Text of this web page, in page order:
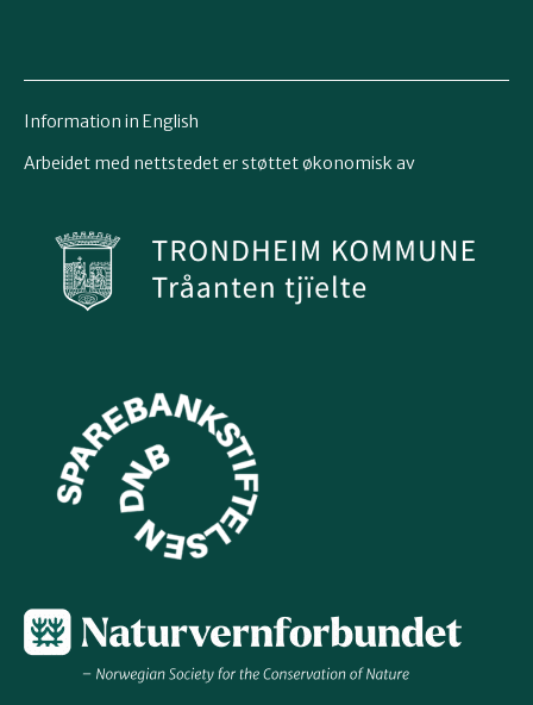
Information in English
Arbeidet med nettstedet er støttet økonomisk av